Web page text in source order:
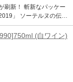
a myriad of savory c
hands off it, enjoy it o
it gains secondary nu
Jeff Leve, The Wine
at this stage by the co
rich, balancing acidity a
great wine that will ag
ーオレンジの余韻を引
付：ソーテルヌ プルミ
ーテルヌ特級・第1級格
わい：白ワイン 甘口
刷新！ 斬新なパッケー
の伝統
パッケージ！ 2019年は
イクルガラスのボト
スクリーンのラベルで
ンドコルクが付いた新
のがソーテルヌ地区の
セック。所有者が度々
(白ワイン)